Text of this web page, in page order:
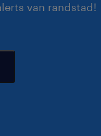
van randstad!